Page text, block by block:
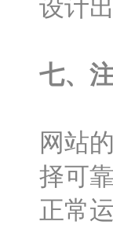
设计
七、
网站
择可
正常运